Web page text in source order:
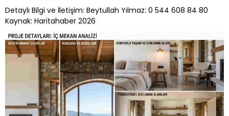
Detaylı Bilgi ve İletişim: Beytullah Yılmaz: 0 544 608 84 80
Kaynak: Haritahaber 2026